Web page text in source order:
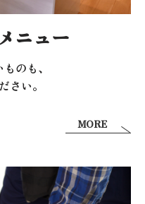
ニュー
のも、
さい。
MORE